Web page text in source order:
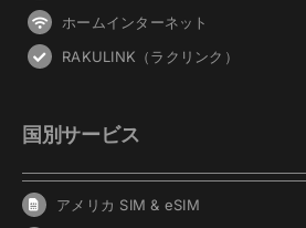
ホームインターネット
RAKULINK（ラクリンク）
国別サービス
アメリカ SIM & eSIM